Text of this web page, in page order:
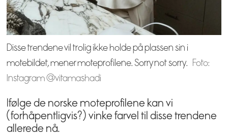
Disse trendene vil trolig ikke holde på plassen sin i
motebildet, mener moteprofilene. Sorry not sorry. Foto:
Instagram @vitamashadi
Ifølge de norske moteprofilene kan vi
(forhåpentligvis?) vinke farvel til disse trendene
allerede nå.